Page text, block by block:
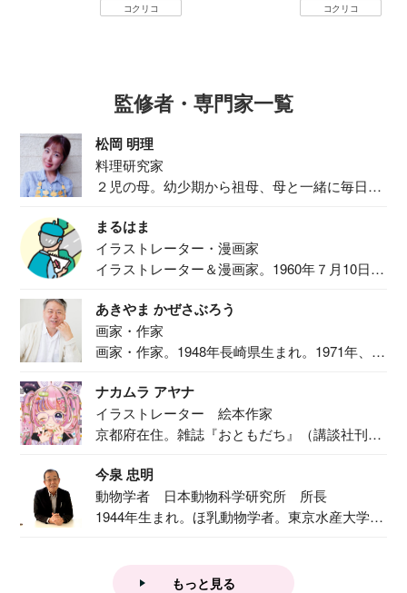
コクリコ コクリコ
監修者・専門家一覧
松岡 明理
料理研究家
２児の母。幼少期から祖母、母と一緒に毎日の
まるはま
イラストレーター・漫画家
イラストレーター＆漫画家。1960年７月10日生
あきやま かぜさぶろう
画家・作家
画家・作家。1948年長崎県生まれ。1971年、
ナカムラ アヤナ
イラストレーター 絵本作家
京都府在住。雑誌『おともだち』（講談社刊）
今泉 忠明
動物学者 日本動物科学研究所 所長
1944年生まれ。ほ乳動物学者。東京水産大学卒
もっと見る